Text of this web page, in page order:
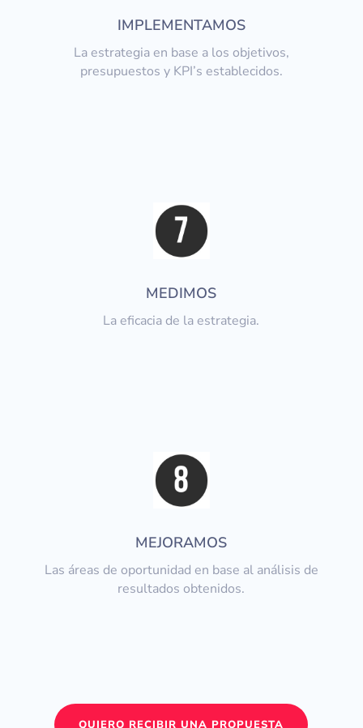
IMPLEMENTAMOS
La estrategia en base a los objetivos,
presupuestos y KPI’s establecidos.
MEDIMOS
La eficacia de la estrategia.
MEJORAMOS
Las áreas de oportunidad en base al análisis de
resultados obtenidos.